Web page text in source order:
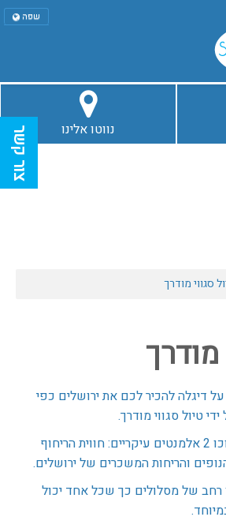
שפה
נווטו אלינו
סגווי מודרך
מודרך
דיגלה להכיר לכם את ירושלים כפי
טיול סגווי מודרך.
הסיור המודרך כולל בתוכו 2 אלמנטים עיקריים: חווית הריחוף
והריחות המשכרים של ירושלים.
רחב של מסלולים כך שכל אחד יכול
צור קשר